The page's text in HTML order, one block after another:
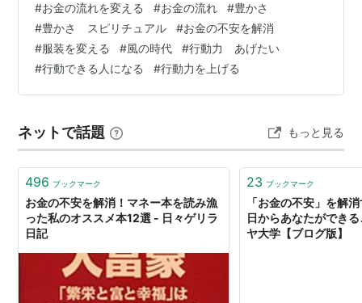
桜色だった木々が、 今は瑞々しい葉っぱが茂り、 太陽の
日差しの中で 植物たちが歌う喜びの歌が聞こえてくるよ
うです。 さて、みなさまは スカートの長さが景気を表し
ている、 というお話を、聞いたことがありますか？ 日本
で初めてミニスカートが流行ったのは、 高度経済成長期
#お金の流れを変える #お金の流れ #豊かさ
#豊かさ スピリチュアル #お金の不安を解消
#服装を変える #風の時代 #行動力 あげたい
#行動できる人になる #行動力を上げる
ネットで話題 もっと見る
496 ブックマーク
お金の不安を解消！マネー本を読み漁
った私のオススメ本12選 - 日々ゲリラ
日記
23 ブックマーク
「お金の不安」を解
日からあなたができ
ヤ大学【ブログ版】